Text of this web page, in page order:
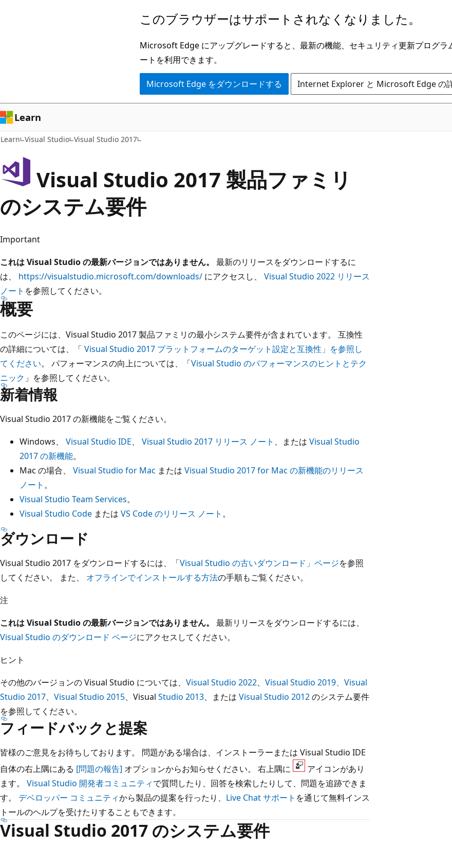
ン
ツ
に
ス
キ
ッ
プ
このブラウザーはサポートされなくなりました。
Microsoft Edge にアップグレードすると、最新の機能、セキュリティ更新プログラ
ートを利用できます。
Microsoft Edge をダウンロードする Internet Explorer と Microsoft Edge の
Learn
Learn Visual Studio Visual Studio 2017
Visual Studio 2017 製品ファミリ
のシステム要件
Important
これは Visual Studio の最新バージョンではありません。
最新のリリースをダウンロードするに
は、 https://visualstudio.microsoft.com/downloads/ にアクセスし、 Visual Studio 2022 リリース
ノート を参照してください。
概要
このページには、Visual Studio 2017 製品ファミリの最小システム要件が含まれています。 互換性
の詳細については、「 Visual Studio 2017 プラットフォームのターゲット設定と互換性」を参照し
てください。 パフォーマンスの向上については、「Visual Studio のパフォーマンスのヒントとテク
ニック 」を参照してください。
新着情報
Visual Studio 2017 の新機能をご覧ください。
Windows、 Visual Studio IDE、 Visual Studio 2017 リリース ノート 、または Visual Studio
2017 の新機能。
Mac の場合、 Visual Studio for Mac または Visual Studio 2017 for Mac の新機能のリリース
ノート 。
Visual Studio Team Services。
Visual Studio Code または VS Code のリリース ノート 。
ダウンロード
Visual Studio 2017 をダウンロードするには、「Visual Studio の古いダウンロード」ページを参照
してください。 また、 オフラインでインストールする方法の手順もご覧ください。
注
これは Visual Studio の最新バージョンではありません。
最新リリースをダウンロードするには、
Visual Studio のダウンロード ページにアクセスしてください。
ヒント
その他のバージョンの Visual Studio については、 Visual Studio 2022、 Visual Studio 2019、Visual
Studio 2017、 Visual Studio 2015、Visual Studio 2013、または Visual Studio 2012のシステム要件
を参照してください。
フィードバックと提案
皆様のご意見をお待ちしております。 問題がある場合は、インストーラーまたは Visual Studio IDE
自体の右上隅にある [問題の報告] オプションからお知らせください。 右上隅に
アイコンがあり
ます。 Visual Studio 開発者コミュニティで質問したり、回答を検索したりして、問題を追跡できま
す。 デベロッパー コミュニティから製品の提案を行ったり、 Live Chat サポート を通じて無料インス
トールのヘルプを受けたりすることもできます。
Visual Studio 2017 のシステム要件